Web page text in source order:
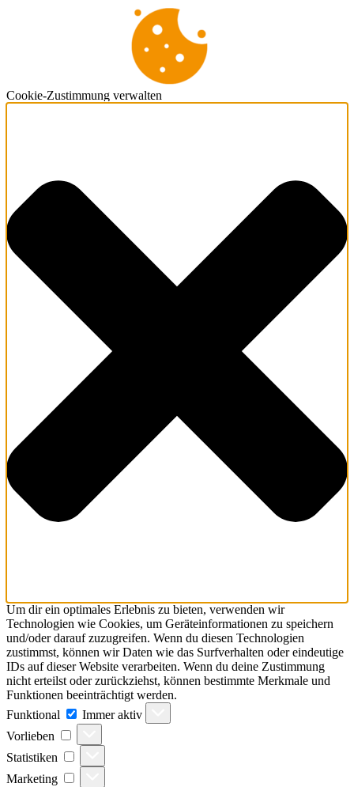
Cookie-Zustimmung verwalten
Um dir ein optimales Erlebnis zu bieten, verwenden wir
Technologien wie Cookies, um Geräteinformationen zu speichern
und/oder darauf zuzugreifen. Wenn du diesen Technologien
zustimmst, können wir Daten wie das Surfverhalten oder eindeutige
IDs auf dieser Website verarbeiten. Wenn du deine Zustimmung
nicht erteilst oder zurückziehst, können bestimmte Merkmale und
Funktionen beeinträchtigt werden.
Funktional
Funktional
Immer aktiv
Vorlieben
Vorlieben
Statistiken Statistiken
Marketing Marketing